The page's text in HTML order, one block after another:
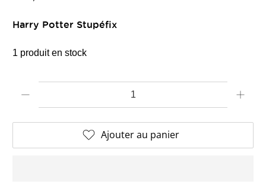
Harry Potter Stupéfix
1 produit en stock
Quantité
Ajouter au panier